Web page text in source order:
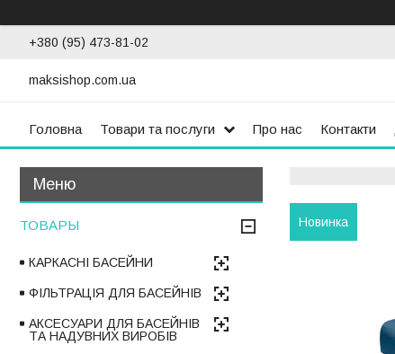
+380 (95) 473-81-02
maksishop.com.ua
Головна Товари та послуги Про нас Контакти
Новинка
ТОВАРЫ
КАРКАСНІ БАСЕЙНИ
ФІЛЬТРАЦІЯ ДЛЯ БАСЕЙНІВ
АКСЕСУАРИ ДЛЯ БАСЕЙНІВ
ТА НАДУВНИХ ВИРОБІВ